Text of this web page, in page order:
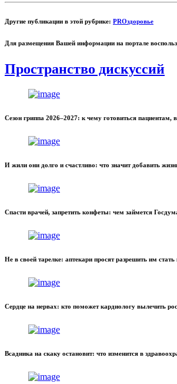
Другие публикации в этой рубрике: PROздоровье
Для размещения Вашей информации на портале
Пространство дискуссий
Сезон гриппа 2026–2027: к чему готовиться пациентам,
И жили они долго и счастливо: что значит добавить
Спасти врачей, запретить конфеты: чем займется
Не в своей тарелке: аптекари просят разрешить им
Сердце на нервах: кто поможет кардиологу вылечить
Всадника на скаку остановит: что изменится в